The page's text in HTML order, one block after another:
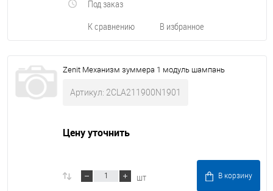
К сравнению В избранное
Под заказ
Zenit Механизм зуммера 1 модуль шампань
Артикул: 2CLA211900N1901
Цену уточнить
шт В корзину